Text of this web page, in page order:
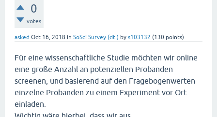
0
votes
asked Oct 16, 2018 in SoSci Survey (dt.) by s103132 (130 points)
Für eine wissenschaftliche Studie möchten wir online
eine große Anzahl an potenziellen Probanden
screenen, und basierend auf den Fragebogenwerten
einzelne Probanden zu einem Experiment vor Ort
einladen.